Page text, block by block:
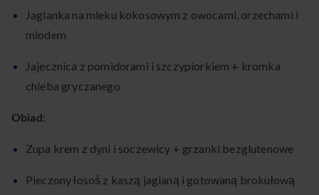
Jaglanka na mleku kokosowym z owocami, orzechami i
miodem
Jajecznica z pomidorami i szczypiorkiem + kromka
chleba gryczanego
Obiad:
Zupa krem z dyni i soczewicy + grzanki bezglutenowe
Pieczony łosoś z kaszą jaglaną i gotowaną brokułową